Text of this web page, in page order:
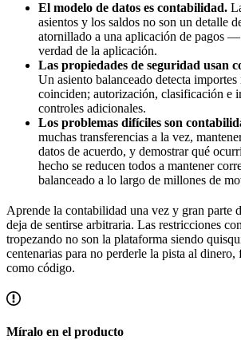
El modelo de datos es contabilidad.
asientos y los saldos no son un detalle
atornillado a una aplicación de pagos —
verdad de la aplicación.
Las propiedades de seguridad usan
Un asiento balanceado detecta
coinciden; autorización, clasificación e
controles adicionales.
Los problemas difíciles son
muchas transferencias a la vez,
datos de acuerdo, y demostrar qué
hecho se reducen todos a mantener
balanceado a lo largo de millones de
Aprende la contabilidad una vez y gran parte
deja de sentirse arbitraria. Las restricciones
tropezando no son la plataforma siendo
centenarias para no perderle la pista al dinero,
como código.
Míralo en el producto